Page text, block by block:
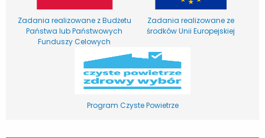
Zadania realizowane z Budżetu
Państwa lub Państwowych
Funduszy Celowych
Zadania realizowane ze
środków Unii Europejskiej
Program Czyste Powietrze